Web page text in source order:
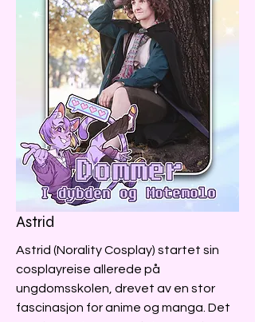
Astrid
Astrid (Norality Cosplay) startet sin
cosplayreise allerede på
ungdomsskolen, drevet av en stor
fascinasjon for anime og manga. Det